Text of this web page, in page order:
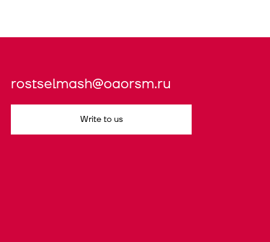
rostselmash@oaorsm.ru
Write to us